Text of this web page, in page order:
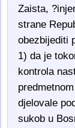
Zaista,
strane
obezbijediti
1) da je
kontrola
djelovale
sukob u